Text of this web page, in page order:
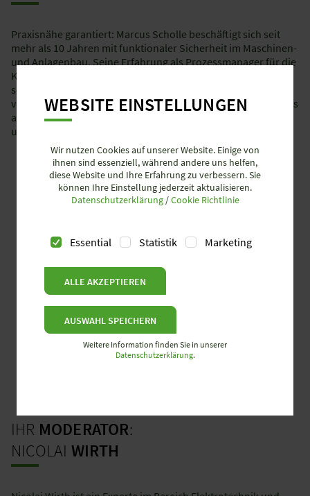
Praxisnähe garantiert: Marcus Scholle beschäftigt sich seit
mehr als 10 Jahren mit funktionaler Sicherheit im Maschinen-
und Anlagenbau. Seine Erfahrung als Prozessmanager für die
Konstruktion komplexer Maschinenbaugruppen macht ihn
sowohl zum Profi für die Integration und Programmierung
von Sicherheitssteuerungen unterschiedlichster Hersteller als
auch zum Experten im Bereich der Konformitätsbewertung
und Nachrüstung.
IHR MODERATOR:
NICOLAI WIRTH
WEBSITE EINSTELLUNGEN
Wir nutzen Cookies auf unserer Website. Einige von
ihnen sind essenziell, während andere uns helfen,
diese Website und Ihre Erfahrung zu verbessern. Sie
können Ihre Einstellung jederzeit aktualisieren.
Datenschutzerklärung/Cookie Richtlinie
Essential Statistik Marketing
ALLE AKZEPTIEREN
AUSWAHL SPEICHERN
Weitere Information finden Sie in unserer
Datenschutzerklärung.